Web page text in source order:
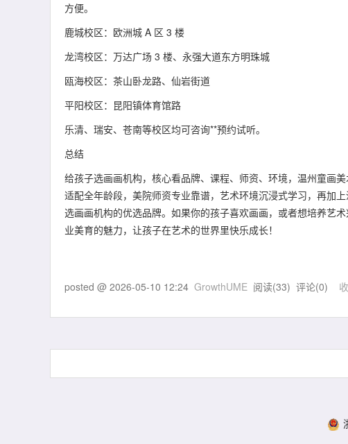
方便。
鹿城校区：欧洲城 A 区 3 楼
龙湾校区：万达广场 3 楼、永强大道东方明珠城
瓯海校区：茶山卧龙路、仙岩街道
平阳校区：昆阳镇体育馆路
乐清、瑞安、苍南等校区均可咨询**预约试听。
总结
给孩子选画画机构，核心看品牌、课程、师资、环境，温州童画
适配全年龄段，美院师资专业靠谱，艺术环境沉浸式学习，再加
选画画机构的优选品牌。如果你的孩子喜欢画画，或者想培养艺
业美育的魅力，让孩子在艺术的世界里快乐成长！
posted @ 2026-05-10 12:24 GrowthUME 阅读(33) 评论(0)